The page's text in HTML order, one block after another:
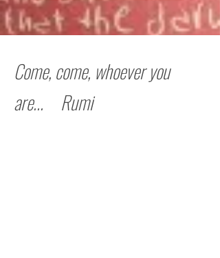
Come, come, whoever you
are... Rumi